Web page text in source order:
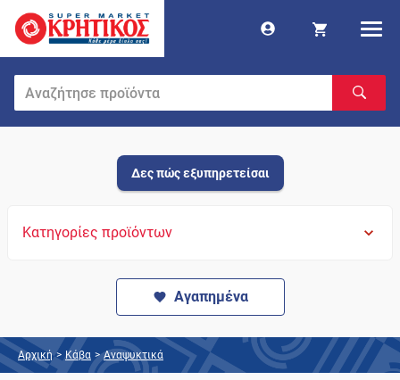
Δες πώς εξυπηρετείσαι
Κατηγορίες προϊόντων
Αγαπημένα
Αρχική > Κάβα > Αναψυκτικά